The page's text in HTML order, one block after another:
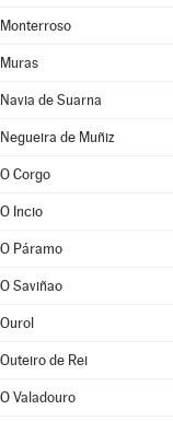
Monterroso
Muras
Navia de Suarna
Negueira de Muñiz
O Corgo
O Incio
O Páramo
O Saviñao
Ourol
Outeiro de Rei
O Valadouro